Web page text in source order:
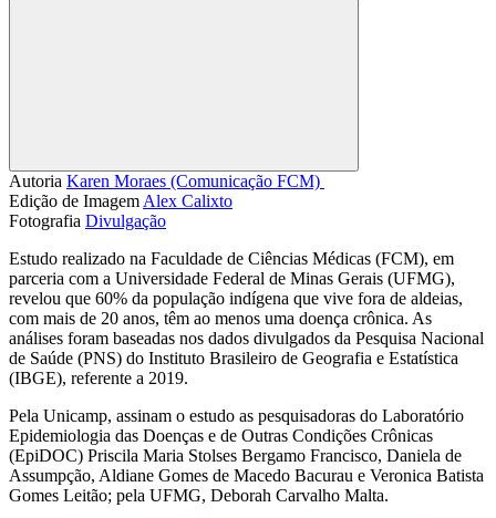
Compartilhar
Autoria Karen Moraes (Comunicação FCM)
Edição de Imagem Alex Calixto
Fotografia Divulgação
Estudo realizado na Faculdade de Ciências Médicas (FCM), em
parceria com a Universidade Federal de Minas Gerais (UFMG),
revelou que 60% da população indígena que vive fora de aldeias,
com mais de 20 anos, têm ao menos uma doença crônica. As
análises foram baseadas nos dados divulgados da Pesquisa Nacional
de Saúde (PNS) do Instituto Brasileiro de Geografia e Estatística
(IBGE), referente a 2019.
Pela Unicamp, assinam o estudo as pesquisadoras do Laboratório
Epidemiologia das Doenças e de Outras Condições Crônicas
(EpiDOC) Priscila Maria Stolses Bergamo Francisco, Daniela de
Assumpção, Aldiane Gomes de Macedo Bacurau e Veronica Batista
Gomes Leitão; pela UFMG, Deborah Carvalho Malta.